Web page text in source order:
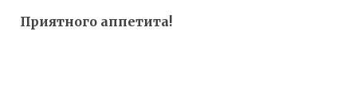
Приятного аппетита!